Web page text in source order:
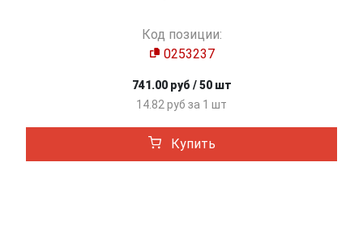
Код позиции:
0253237
741.00 руб / 50 шт
14.82 руб за 1 шт
Купить